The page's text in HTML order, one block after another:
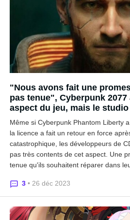
"Nous avons fait une
pas tenue", Cyberpunk
aspect du jeu, mais le
l'avenir
Même si Cyberpunk Phantom Liberty
la licence a fait un retour en force
catastrophique, les développeurs de
pas très contents de cet aspect. Une
tenue qu'ils souhaitent réparer dans
3 • 26 déc 2023